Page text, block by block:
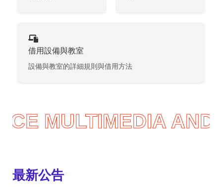
借用設備與教室
設備與教室的詳細規則與借用方法
MULTIMEDIA AND
最新公告